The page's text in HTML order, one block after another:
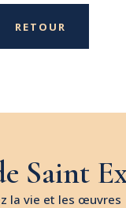
RETOUR
Saint
la vie et les œuvres